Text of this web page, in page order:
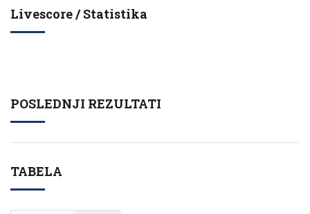
Livescore / Statistika
POSLEDNJI REZULTATI
TABELA